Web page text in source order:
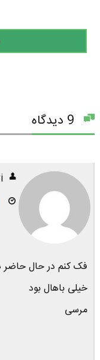
فک کنم در حال حاضر
خیلی باهال بود
مرسی